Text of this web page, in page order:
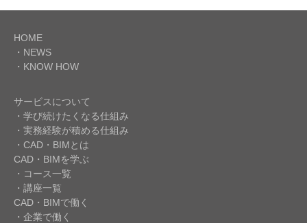
HOME
・NEWS
・KNOW HOW
サービスについて
・学び続けたくなる仕組み
・実務経験が積める仕組み
・CAD・BIMとは
CAD・BIMを学ぶ
・コース一覧
・講座一覧
CAD・BIMで働く
・企業で働く